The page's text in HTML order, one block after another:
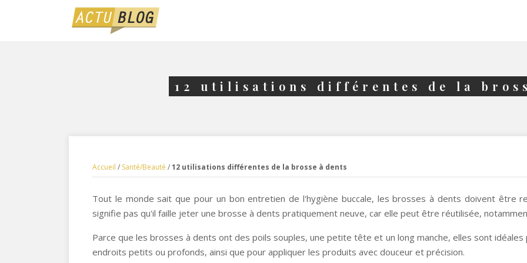
12 utilisations différentes de la
Accueil / Santé/Beauté /12 utilisations différentes de la brosse à dents
Tout le monde sait que pour un bon entretien de l'hygiène buccale, les brosses à dents doivent être
signifie pas qu'il faille jeter une brosse à dents pratiquement neuve, car elle peut être réutilisée,
Parce que les brosses à dents ont des poils souples, une petite tête et un long manche, elles sont
endroits petits ou profonds, ainsi que pour appliquer les produits avec douceur et précision.